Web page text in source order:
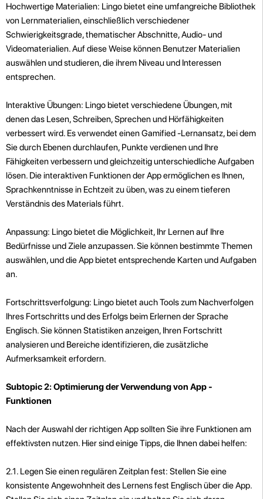
Hochwertige Materialien: Lingo bietet eine umfangreiche Bibliothek
von Lernmaterialien, einschließlich verschiedener
Schwierigkeitsgrade, thematischer Abschnitte, Audio- und
Videomaterialien. Auf diese Weise können Benutzer Materialien
auswählen und studieren, die ihrem Niveau und Interessen
entsprechen.
Interaktive Übungen: Lingo bietet verschiedene Übungen, mit
denen das Lesen, Schreiben, Sprechen und Hörfähigkeiten
verbessert wird. Es verwendet einen Gamified -Lernansatz, bei dem
Sie durch Ebenen durchlaufen, Punkte verdienen und Ihre
Fähigkeiten verbessern und gleichzeitig unterschiedliche Aufgaben
lösen. Die interaktiven Funktionen der App ermöglichen es Ihnen,
Sprachkenntnisse in Echtzeit zu üben, was zu einem tieferen
Verständnis des Materials führt.
Anpassung: Lingo bietet die Möglichkeit, Ihr Lernen auf Ihre
Bedürfnisse und Ziele anzupassen. Sie können bestimmte Themen
auswählen, und die App bietet entsprechende Karten und Aufgaben
an.
Fortschrittsverfolgung: Lingo bietet auch Tools zum Nachverfolgen
Ihres Fortschritts und des Erfolgs beim Erlernen der Sprache
Englisch. Sie können Statistiken anzeigen, Ihren Fortschritt
analysieren und Bereiche identifizieren, die zusätzliche
Aufmerksamkeit erfordern.
Subtopic 2: Optimierung der Verwendung von App -
Funktionen
Nach der Auswahl der richtigen App sollten Sie ihre Funktionen am
effektivsten nutzen. Hier sind einige Tipps, die Ihnen dabei helfen:
2.1. Legen Sie einen regulären Zeitplan fest: Stellen Sie eine
konsistente Angewohnheit des Lernens fest Englisch über die App.